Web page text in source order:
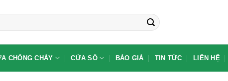
CHỐNG CHÁY CỬA SỔ BÁO GIÁ TIN TỨC LIÊN HỆ